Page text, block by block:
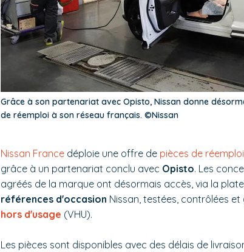
Grâce à son partenariat avec Opisto, Nissan donne
de réemploi à son réseau français. ©Nissan
Nissan France déploie une offre de pièces de réemploi
grâce à un partenariat conclu avec Opisto. Les
agréés de la marque ont désormais accès, via la
références d'occasion Nissan, testées, contrôlées
hors d'usage (VHU).
Les pièces sont disponibles avec des délais de